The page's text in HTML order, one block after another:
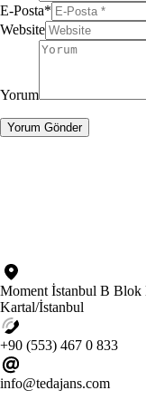
E-Posta*
Website
Yorum
Moment İstanbul B Blok
Kartal/İstanbul
+90 (553) 467 0 833
info@tedajans.com